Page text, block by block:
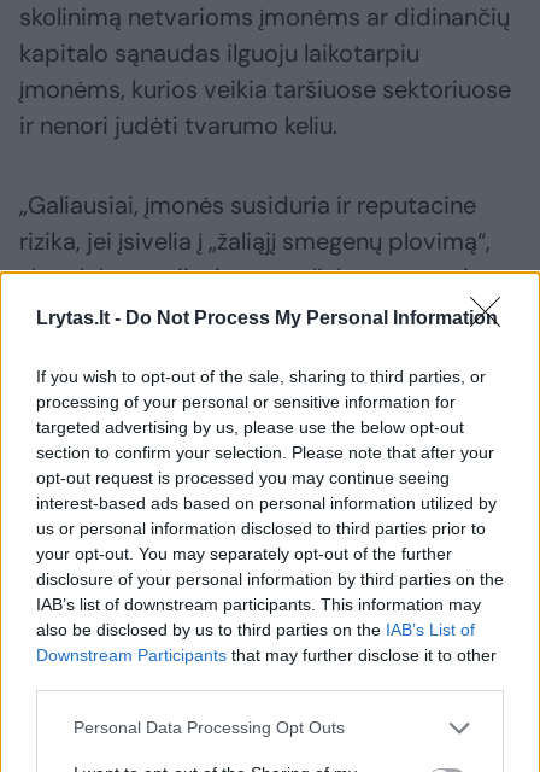
Lrytas.lt - Do Not Process My Personal Information
If you wish to opt-out of the sale, sharing to third parties, or
processing of your personal or sensitive information for
targeted advertising by us, please use the below opt-out
section to confirm your selection. Please note that after your
opt-out request is processed you may continue seeing
interest-based ads based on personal information utilized by
us or personal information disclosed to third parties prior to
your opt-out. You may separately opt-out of the further
disclosure of your personal information by third parties on the
IAB’s list of downstream participants. This information may
also be disclosed by us to third parties on the IAB’s List of
Downstream Participants that may further disclose it to other
Personal Data Processing Opt Outs
skolinimą netvarioms įmonėms ar didinančių
kapitalo sąnaudas ilguoju laikotarpiu
įmonėms, kurios veikia taršiuose sektoriuose
ir nenori judėti tvarumo keliu.
„Galiausiai, įmonės susiduria ir reputacine
rizika, jei įsivelia į „žaliąjį smegenų plovimą“,
skandalus, susijusius su aplinka, gyventojams
ar visuomenei daroma tarša“, – sako „Tvari
„Visa tai reiškia, kad verslui reikės diegti
naujas technologijas, prisitaikyti, investuoti,
negana to – ir nuolat didinti savo darbuotojų
kompetenciją, sekti rinką, kad laiku
pasinaudotų atsirandančiomis taršą
mažinančiomis technologijomis bei
neprarastų konkurencinių pranašumų“, –
apibendrina jis.
G. Žigienė: su tvarumu susijusių rizikų